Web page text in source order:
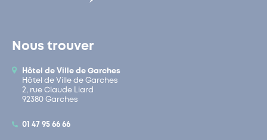
Nous trouver
Hôtel de Ville de Garches
Hôtel de Ville de Garches
2, rue Claude Liard
92380 Garches
01 47 95 66 66